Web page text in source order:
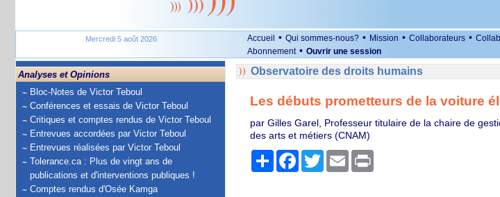
Mercredi 5 août 2026 Accueil • Qui sommes-nous? • Mission • Collaborateurs •
Abonnement • Ouvrir une session
Analyses et Opinions
Bloc-Notes de Victor Teboul
Conférences et essais de Victor Teboul
Critiques et comptes rendus de Victor Teboul
Entrevues accordées par Victor Teboul
Entrevues réalisées par Victor Teboul
Tolerance.ca : Plus de vingt ans de
publications et d'interventions publiques !
Comptes rendus d'Osée Kamga
Observatoire des droits humains
Les débuts prometteurs de la voiture
par Gilles Garel, Professeur titulaire de la chaire de
des arts et métiers (CNAM)
PartagerFacebook
TwitterEmail Print